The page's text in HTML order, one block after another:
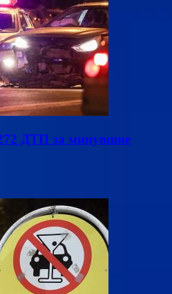
ДТП за минувшие